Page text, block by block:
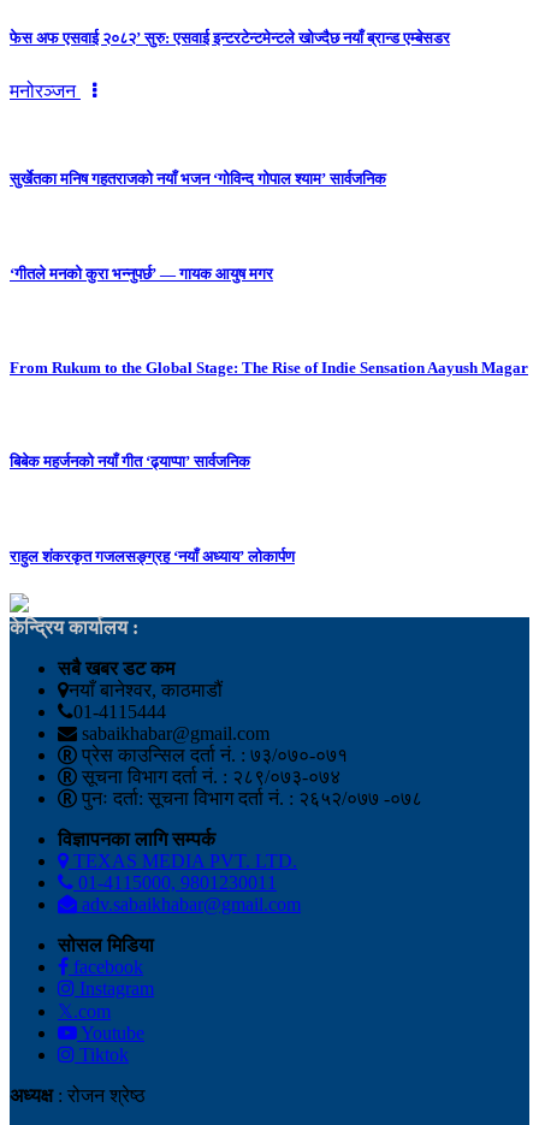
फेस अफ एसवाई २०८२’ सुरु: एसवाई इन्टरटेन्टमेन्टले खोज्दैछ नयाँ ब्रान्ड एम्बेसडर
मनोरञ्जन
सुर्खेतका मनिष गहतराजको नयाँ भजन ‘गोविन्द गोपाल श्याम’ सार्वजनिक
‘गीतले मनको कुरा भन्नुपर्छ’ — गायक आयुष मगर
From Rukum to the Global Stage: The Rise of Indie Sensation Aayush Magar
बिबेक महर्जनको नयाँ गीत ‘ढ्याप्पा’ सार्वजनिक
राहुल शंकरकृत गजलसङ्ग्रह ‘नयाँ अध्याय’ लोकार्पण
केन्द्रिय कार्यालय :
सबै खबर डट कम
नयाँ बानेश्वर, काठमाडौं
01-4115444
sabaikhabar@gmail.com
प्रेस काउन्सिल दर्ता नं. : ७३/०७०-०७१
सूचना विभाग दर्ता नं. : २८९/०७३-०७४
पुनः दर्ता: सूचना विभाग दर्ता नं. : २६५२/०७७ -०७८
विज्ञापनका लागि सम्पर्क
TEXAS MEDIA PVT. LTD.
01-4115000, 9801230011
adv.sabaikhabar@gmail.com
सोसल मिडिया
facebook
Instagram
𝕏.com
Youtube
Tiktok
अध्यक्ष: रोजन श्रेष्ठ